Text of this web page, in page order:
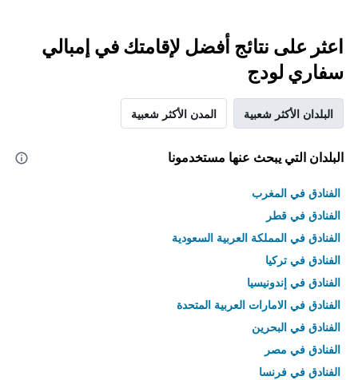
اعثر على نتائج أفضل لإقامتك في إمبالي
سفاري لودج
البلدان الأكثر شعبية المدن الأكثر شعبية
البلدان التي يبحث عنها مستخدمونا
الفنادق في المغرب
الفنادق في قطر
الفنادق في المملكة العربية السعودية
الفنادق في تركيا
الفنادق في إندونيسيا
الفنادق في الامارات العربية المتحدة
الفنادق في البحرين
الفنادق في مصر
الفنادق في فرنسا